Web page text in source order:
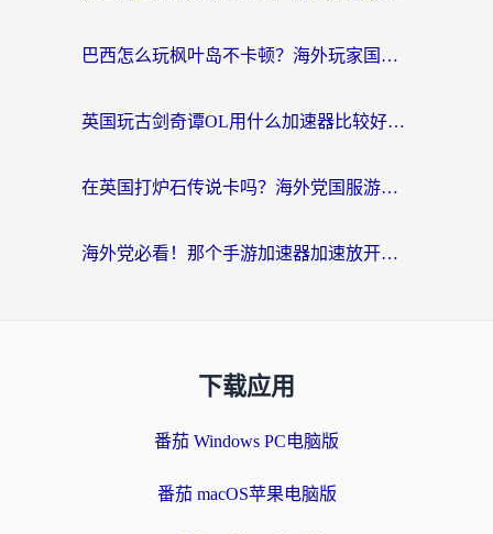
巴西怎么玩枫叶岛不卡顿？海外玩家国服游戏加速器终极指南（含战双野兽领主提速秘籍）
英国玩古剑奇谭OL用什么加速器比较好？留学生亲测有效的国服游戏加速指南
在英国打炉石传说卡吗？海外党国服游戏不卡顿的终极指南
海外党必看！那个手游加速器加速放开那三国3最好？一篇解决国服游戏卡顿难题
下载应用
番茄 Windows PC电脑版
番茄 macOS苹果电脑版